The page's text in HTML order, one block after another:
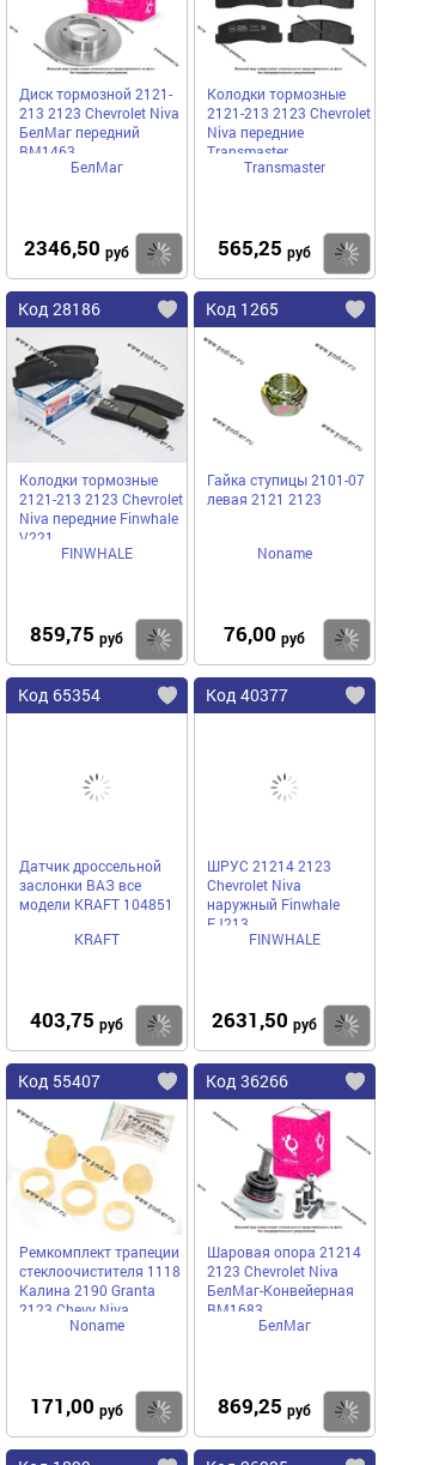
Диск тормозной 2121-
213 2123 Chevrolet Niva
БелМаг передний
BM1463
БелМаг
2346,50 руб Купить
Колодки тормозные
2121-213 2123 Chevrolet
Niva передние
Transmaster
Transmaster
565,25 руб
Код 28186
Колодки тормозные
2121-213 2123 Chevrolet
Niva передние Finwhale
V221
FINWHALE
859,75 руб Купить
Код 1265
Гайка ступицы 2101-07
левая 2121 2123
Noname
76,00 руб
Код 65354
Датчик дроссельной
заслонки ВАЗ все
модели KRAFT 104851
KRAFT
403,75 руб Купить
Код 40377
ШРУС 21214 2123
Chevrolet Niva
наружный Finwhale
FJ213
FINWHALE
2631,50 руб
Код 55407
Ремкомплект трапеции
стеклоочистителя 1118
Калина 2190 Granta
2123 Chevy Niva
Noname
171,00 руб Купить
Код 36266
Шаровая опора 21214
2123 Chevrolet Niva
БелМаг-Конвейерная
BM1683
БелМаг
869,25 руб